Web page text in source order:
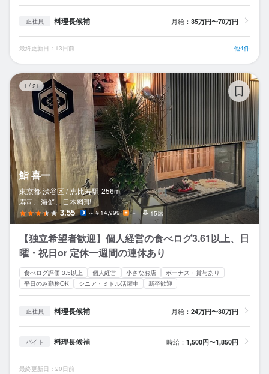
正社員 料理長候補 月給： 35万円〜70万円
最終更新日：13日前 他4件
1 / 21
鮨 喜一
東京都 渋谷区 / 恵比寿駅 256m
寿司、海鮮、日本料理
3.55 ～￥14,999 － 15席
【独立希望者歓迎】個人経営の食べログ3.61以上、日
曜・祝日or 定休一週間の連休あり
食べログ評価 3.5以上 個人経営 小さなお店
ボーナス・賞与あり
平日のみ勤務OK
シニア・ミドル活躍中 新卒歓迎
正社員 料理長候補 月給： 24万円〜30万円
バイト 料理長候補 時給： 1,500円〜1,850円
最終更新日：20日前